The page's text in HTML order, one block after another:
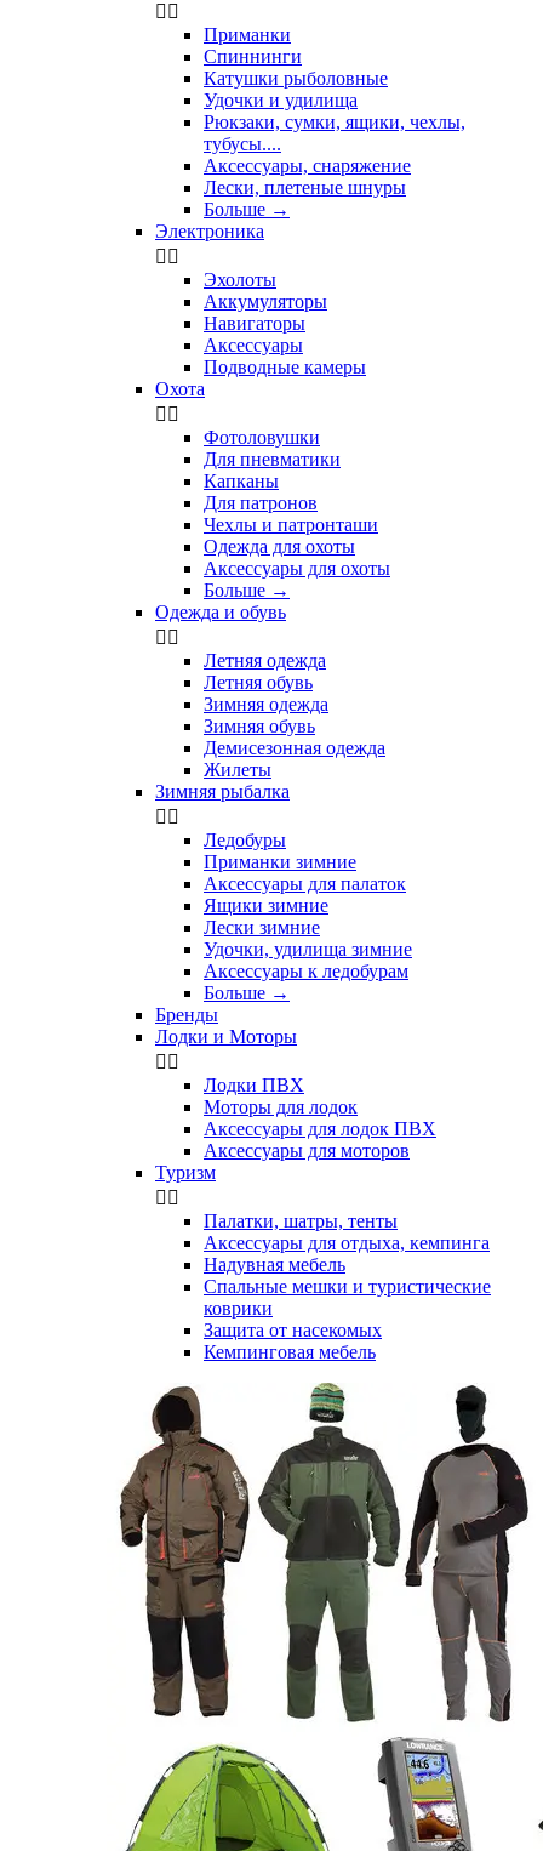
 
Приманки
Спиннинги
Катушки рыболовные
Удочки и удилища
Рюкзаки, сумки, ящики, чехлы,
тубусы....
Аксессуары, снаряжение
Лески, плетеные шнуры
Больше →
Электроника
 
Эхолоты
Аккумуляторы
Навигаторы
Аксессуары
Подводные камеры
Охота
 
Фотоловушки
Для пневматики
Капканы
Для патронов
Чехлы и патронташи
Одежда для охоты
Аксессуары для охоты
Больше →
Одежда и обувь
 
Летняя одежда
Летняя обувь
Зимняя одежда
Зимняя обувь
Демисезонная одежда
Жилеты
Зимняя рыбалка
 
Ледобуры
Приманки зимние
Аксессуары для палаток
Ящики зимние
Лески зимние
Удочки, удилища зимние
Аксессуары к ледобурам
Больше →
Бренды
Лодки и Моторы
 
Лодки ПВХ
Моторы для лодок
Аксессуары для лодок ПВХ
Аксессуары для моторов
Туризм
 
Палатки, шатры, тенты
Аксессуары для отдыха, кемпинга
Надувная мебель
Спальные мешки и туристические
коврики
Защита от насекомых
Кемпинговая мебель